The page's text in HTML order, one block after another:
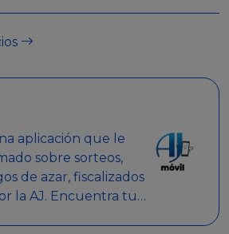
aplicación que le
sobre sorteos,
de azar, fiscalizados
la AJ. Encuentra tus